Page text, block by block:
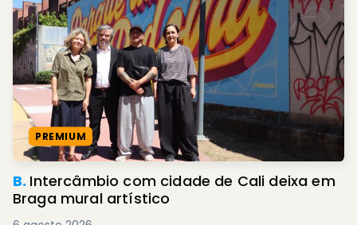
PREMIUM
B. Intercâmbio com cidade de Cali deixa em
Braga mural artístico